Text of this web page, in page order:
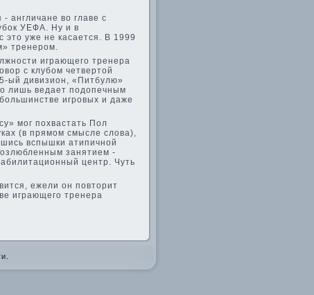
англичане во главе­ с
УЕФА. Ну и в
это уже не касается. В 1999
тренером.
играющего тренера
с клубом четве­ртой
ый дивизион, «Питбулю»
лишь ве­дает подопечным
игровых и даже
мог похвастать Пол
(в прямом смысле слова),
вспышки атипичной
занятием -
центр. Чуть
ежели он повторит
играющего тренера